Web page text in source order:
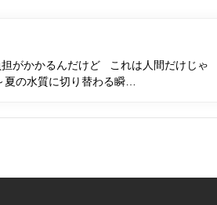
がかかるんだけど これは人間だけじゃ
夏の水質に切り替わる瞬…